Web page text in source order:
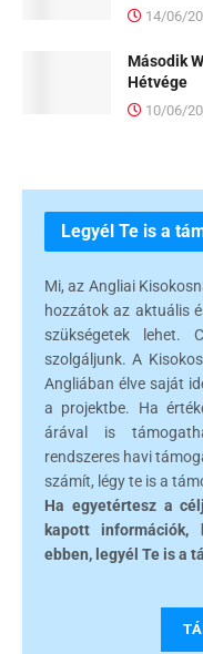
14/06/
Második
Hétvége
10/06/
Legyél Te is a
Mi, az Angliai
hozzátok az aktuális
szükségetek lehet.
szolgáljunk. A
Angliában élve saját
a projektbe. Ha
árával is
rendszeres havi
számít, légy te is a
Ha egyetértesz a
kapott információk,
ebben, legyél Te is a